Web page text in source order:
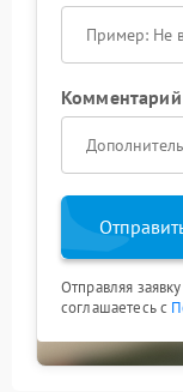
Комментарий
Отправляя
соглашаетесь с